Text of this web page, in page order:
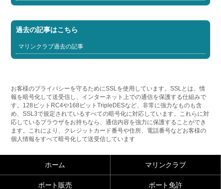
過去の記事はこちら
マリンクラブ過去の記事
お客様のプライバシーを守るためにSSLを使用しています。SSLとは、情
報を暗号化して送受信し、インターネット上での通信を保護する仕組みで
す。128ビットRC4や168ビットTripleDESなど、非常に強力なものも含
め、SSL3で規定されているすべての暗号化に対応しています。これらに対
応しているブラウザをお持ちなら、通信内容を強力に保護することができ
ます。これにより、クレジットカード番号や住所、電話番号などお客様の
個人情報をすべて暗号化して送受信しています
ホーム マリンクラブ
ボート販売 ボート免許